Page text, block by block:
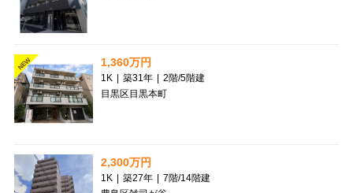
NEW 1,360万円
1K | 築31年 | 2階/5階建
目黒区目黒本町
2,300万円
1K | 築27年 | 7階/14階建